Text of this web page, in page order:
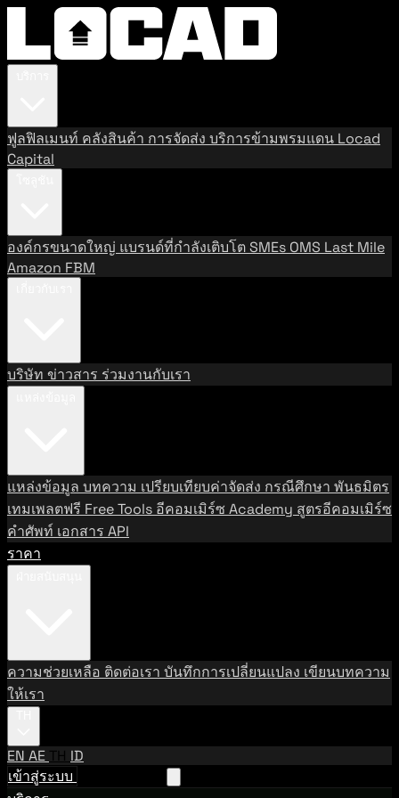
ฟูลฟิลเมนท์ คลังสินค้า การจัดส่ง บริการข้ามพรมแดน Locad
Capital
องค์กรขนาดใหญ่ แบรนด์ที่กำลังเติบโตSMEs OMS Last Mile
Amazon FBM
บริษัท ข่าวสาร ร่วมงานกับเรา
แหล่งข้อมูล บทความ เปรียบเทียบค่าจัดส่ง กรณีศึกษา พันธมิตร
เทมเพลตฟรี Free Tools อีคอมเมิร์ซ Academy สูตรอีคอมเมิร์ซ
คำศัพท์ เอกสาร API
ราคา
ความช่วยเหลือ ติดต่อเรา บันทึกการเปลี่ยนแปลง เขียนบทความ
ให้เรา
EN AE TH ID
เข้าสู่ระบบ